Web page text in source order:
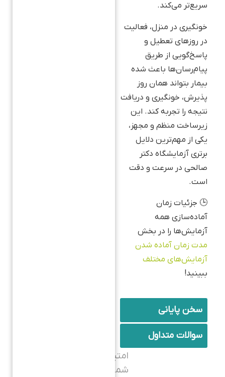
سریع‌تر می‌کند.
خونگیری در منزل، فعالیت
در روزهای تعطیل و
پاسخ‌گویی از طریق
پیام‌رسان‌ها باعث شده
بیمار بتواند همان روز
پذیرش، خونگیری و دریافت
نتیجه را تجربه کند. این
زیرساخت منظم و مجهز،
یکی از مهم‌ترین دلایل
برتری آزمایشگاه دکتر
صالحی در سرعت و دقت
است.
🕒 جزئیات زمان
آماده‌سازی همه
آزمایش‌ها را در بخش
مدت زمان آماده‌ شدن
آزمایش‌های مختلف
ببینید!
سخن پایانی
سوالات متداول
امتیاز
شما